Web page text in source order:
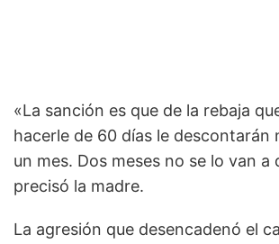
«La sanción es que de la rebaja
hacerle de 60 días le descontarán
un mes. Dos meses no se lo van a
precisó la madre.
La agresión que desencadenó el